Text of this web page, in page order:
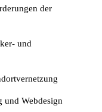
der
und
und Webdesign